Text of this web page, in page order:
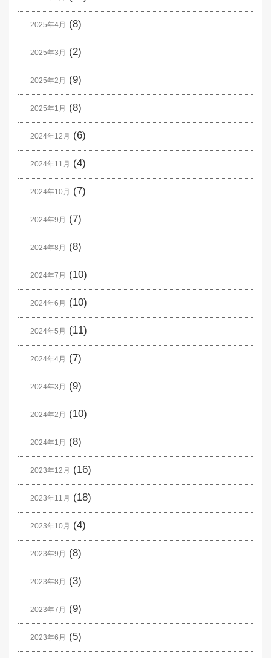
2025年4月 (8)
2025年3月 (2)
2025年2月 (9)
2025年1月 (8)
2024年12月 (6)
2024年11月 (4)
2024年10月 (7)
2024年9月 (7)
2024年8月 (8)
2024年7月 (10)
2024年6月 (10)
2024年5月 (11)
2024年4月 (7)
2024年3月 (9)
2024年2月 (10)
2024年1月 (8)
2023年12月 (16)
2023年11月 (18)
2023年10月 (4)
2023年9月 (8)
2023年8月 (3)
2023年7月 (9)
2023年6月 (5)